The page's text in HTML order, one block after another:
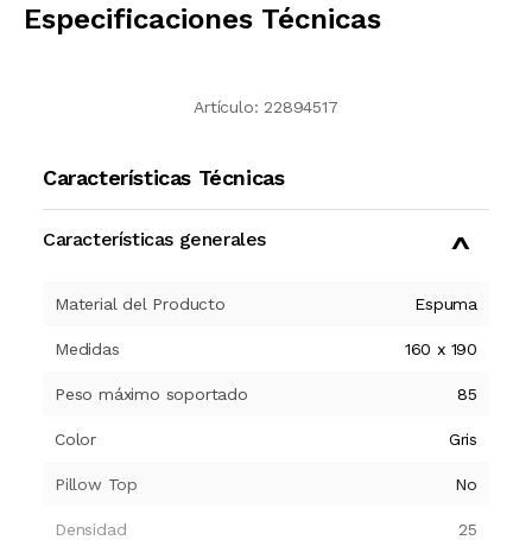
Especificaciones Técnicas
Artículo: 22894517
Características Técnicas
Características generales
Material del Producto Espuma
Medidas 160 x 190
Peso máximo soportado 85
Color Gris
Pillow Top No
Densidad 25